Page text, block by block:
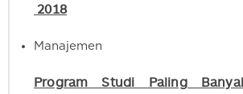
2018
Manajemen
Program Studi Paling